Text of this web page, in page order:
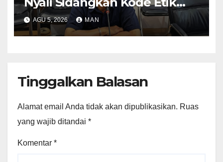
Ketua DPRD”
AGU 5, 2026 MAN
Tinggalkan Balasan
Alamat email Anda tidak akan dipublikasikan. Ruas
yang wajib ditandai *
Komentar *